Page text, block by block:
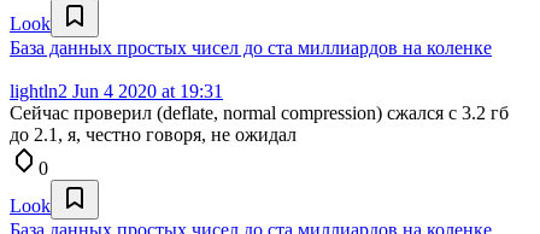
Look
База данных простых чисел до ста миллиардов на коленке
lightln2 Jun 4 2020 at 19:31
Сейчас проверил (deflate, normal compression) сжался с 3.2 гб
до 2.1, я, честно говоря, не ожидал
0
Look